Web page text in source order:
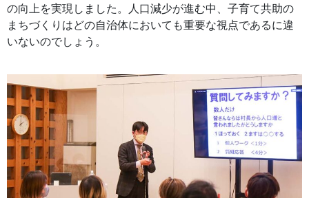
の向上を実現しました。人口減少が進む中、子育て共助の
まちづくりはどの自治体においても重要な視点であるに違
いないのでしょう。